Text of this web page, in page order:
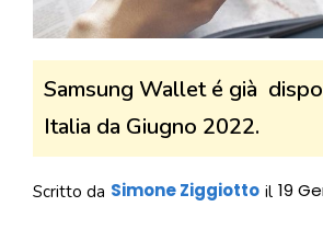
Samsung Wallet é già
Italia da Giugno 2022.
Scritto da Simone Ziggiotto il 19